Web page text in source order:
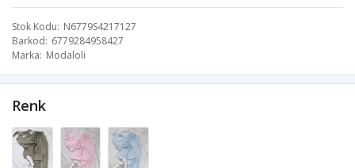
Stok Kodu N6779S4217127
Barkod 6779284958427
Marka Modaloli
Renk